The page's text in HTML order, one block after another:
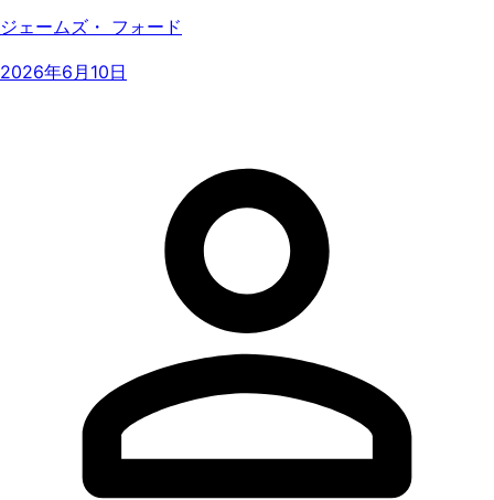
ジェームズ・ フォード
2026年6月10日